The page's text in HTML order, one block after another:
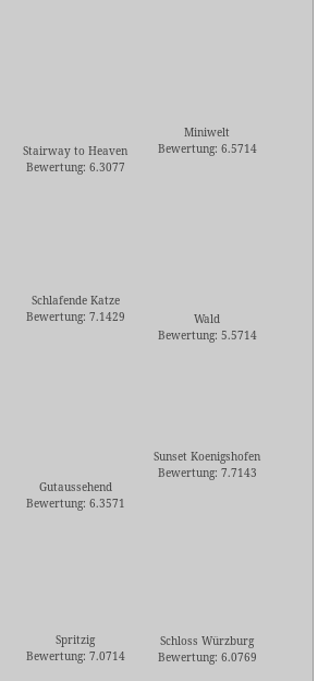
Stairway to Heaven
Bewertung: 6.3077
Miniwelt
Bewertung: 6.5714
Schlafende Katze
Bewertung: 7.1429
Wald
Bewertung: 5.5714
Gutaussehend
Bewertung: 6.3571
Sunset Koenigshofen
Bewertung: 7.7143
Spritzig
Bewertung: 7.0714
Schloss Würzburg
Bewertung: 6.0769